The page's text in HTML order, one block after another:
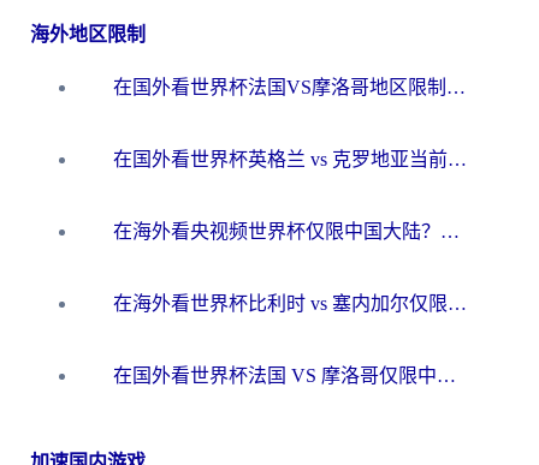
海外地区限制
在国外看世界杯法国VS摩洛哥地区限制？这篇指南让你流畅看中文解说无压力
在国外看世界杯英格兰 vs 克罗地亚当前地区不可播放？这篇指南帮你搞定所有海外观赛难题
在海外看央视频世界杯仅限中国大陆？这篇指南帮你解锁中文解说+无卡顿直播
在海外看世界杯比利时 vs 塞内加尔仅限中国大陆？我找到了最流畅的中文解说之路
在国外看世界杯法国 VS 摩洛哥仅限中国大陆？海外党这样看中文解说赛事不卡顿